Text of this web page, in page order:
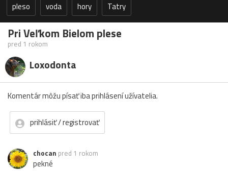
pleso voda hory Tatry
Pri Veľkom Bielom plese
pred 1 rokom
Loxodonta
Komentár môžu písať iba prihlásení užívatelia.
prihlásiť / registrovať
chocan pred 1 rokom
pekné